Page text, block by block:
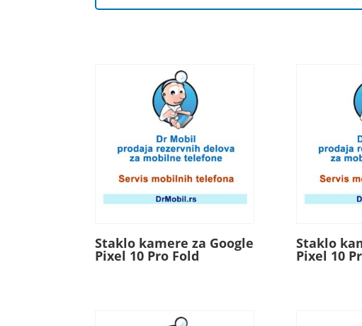
Staklo kamere za Google
Pixel 10 Pro Fold
Staklo
Pixel 10